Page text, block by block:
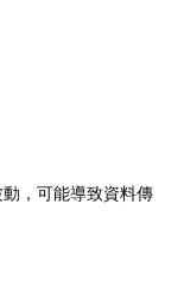
，可能導致資料傳